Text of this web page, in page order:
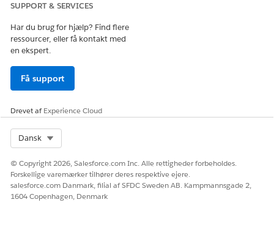
Promptkonstruktør
Opret en meddelelsesskabelon
Giv os besked, så vi kan forbedre os!
SUPPORT & SERVICES
Har du brug for hjælp? Find flere
ressourcer, eller få kontakt med
en ekspert.
Få support
Drevet afExperience Cloud
Dansk
© Copyright 2026, Salesforce.com Inc. Alle rettigheder forbeholdes.
Forskellige varemærker tilhører deres respektive ejere.
salesforce.com Danmark, filial af SFDC Sweden AB. Kampmannsgade 2,
1604 Copenhagen, Denmark